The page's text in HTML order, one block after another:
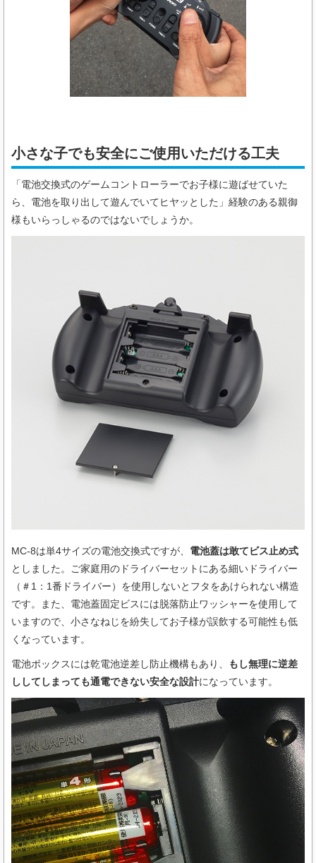
小さな子でも安全にご使用いただける工夫
「電池交換式のゲームコントローラーでお子様に遊ばせていた
ら、電池を取り出して遊んでいてヒヤッとした」経験のある親御
様もいらっしゃるのではないでしょうか。
MC-8は単4サイズの電池交換式ですが、 電池蓋は敢てビス止め式
としました。ご家庭用のドライバーセットにある細いドライバー
（＃1：1番ドライバー）を使用しないとフタをあけられない構造
です。また、電池蓋固定ビスには脱落防止ワッシャーを使用して
いますので、小さなねじを紛失してお子様が誤飲する可能性も低
くなっています。
電池ボックスには乾電池逆差し防止機構もあり、
もし無理に逆差
ししてしまっても通電できない安全な設計になっています。